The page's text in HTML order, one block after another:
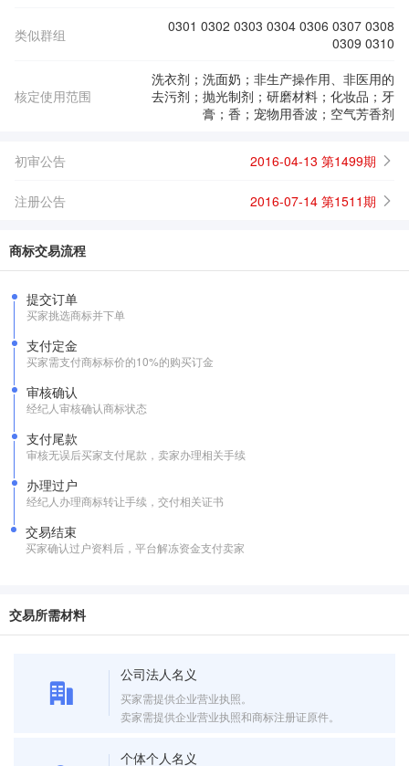
类似群组
0301 0302 0303 0304 0306 0307 0308
0309 0310
核定使用范围
洗衣剂；洗面奶；非生产操作用、非医用的
去污剂；抛光制剂；研磨材料；化妆品；牙
膏；香；宠物用香波；空气芳香剂
初审公告 2016-04-13 第1499期
注册公告 2016-07-14 第1511期
商标交易流程
提交订单
买家挑选商标并下单
支付定金
买家需支付商标标价的10%的购买订金
审核确认
经纪人审核确认商标状态
支付尾款
审核无误后买家支付尾款，卖家办理相关手续
办理过户
经纪人办理商标转让手续，交付相关证书
交易结束
买家确认过户资料后，平台解冻资金支付卖家
交易所需材料
公司法人名义
买家需提供企业营业执照。
卖家需提供企业营业执照和商标注册证原件。
个体个人名义